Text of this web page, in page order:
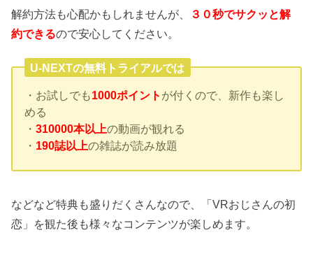
解約方法も心配かもしれませんが、
３０秒でサクッと解
約できるので安心してください。
U-NEXTの無料トライアルでは
・お試しでも1000ポイント が付くので、新作も楽し
める
・310000本以上の動画が観れる
・ 190誌以上の雑誌が読み放題
などなど特典も盛りだくさんなので、「VRおじさんの初
恋」を観た後も様々なコンテンツが楽しめます。